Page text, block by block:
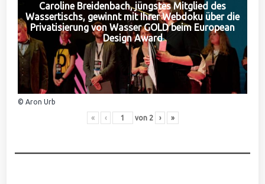
Caroline Breidenbach, jüngstes Mitglied des
Wassertischs, gewinnt mit Ihrer Webdoku über die
Privatisierung von Wasser GOLD beim European
Design Award
© Aron Urb
« ‹ von 2 › »